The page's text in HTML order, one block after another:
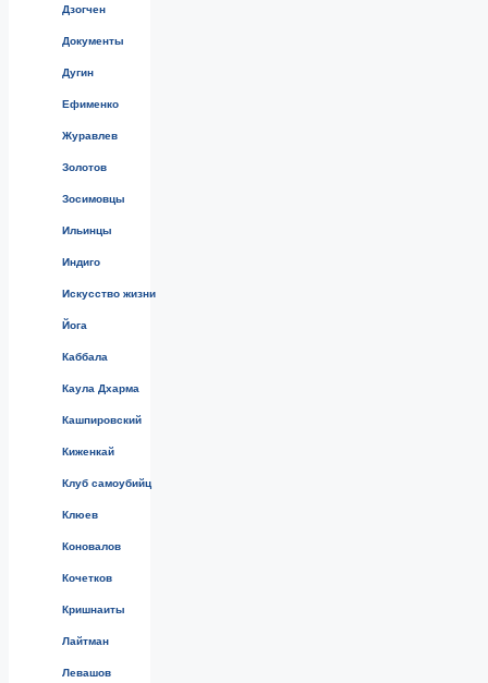
Дзогчен
Документы
Дугин
Ефименко
Журавлев
Золотов
Зосимовцы
Ильинцы
Индиго
Искусство жизни
Йога
Каббала
Каула Дхарма
Кашпировский
Киженкай
Клуб самоубийц
Клюев
Коновалов
Кочетков
Кришнаиты
Лайтман
Левашов